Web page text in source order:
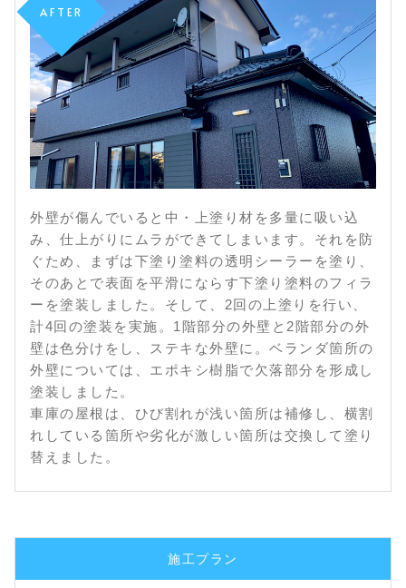
AFTER
外壁が傷んでいると中・上塗り材を多量に吸い込
み、仕上がりにムラができてしまいます。それを防
ぐため、まずは下塗り塗料の透明シーラーを塗り、
そのあとで表面を平滑にならす下塗り塗料のフィラ
ーを塗装しました。そして、2回の上塗りを行い、
計4回の塗装を実施。1階部分の外壁と2階部分の外
壁は色分けをし、ステキな外壁に。ベランダ箇所の
外壁については、エポキシ樹脂で欠落部分を形成し
塗装しました。
車庫の屋根は、ひび割れが浅い箇所は補修し、横割
れしている箇所や劣化が激しい箇所は交換して塗り
替えました。
施工プラン